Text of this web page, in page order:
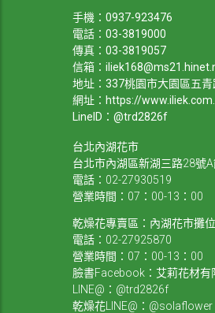
手機： 0937-923476
電話： 03-3819000
傳真：03-3819057
信箱：
地址：337桃園市大園區五
網址： https://
LineID：@trd2826f
台北內湖花市
台北市內湖區新湖三路28號
電話：02-27930519
營業時間：07：00-13：00
乾燥花專賣區：內湖花市攤
電話：02-27925870
營業時間：07：00-13：00
臉書Facebook：艾莉花材有
LINE@：@trd2826f
乾燥花LINE@：@solaflower